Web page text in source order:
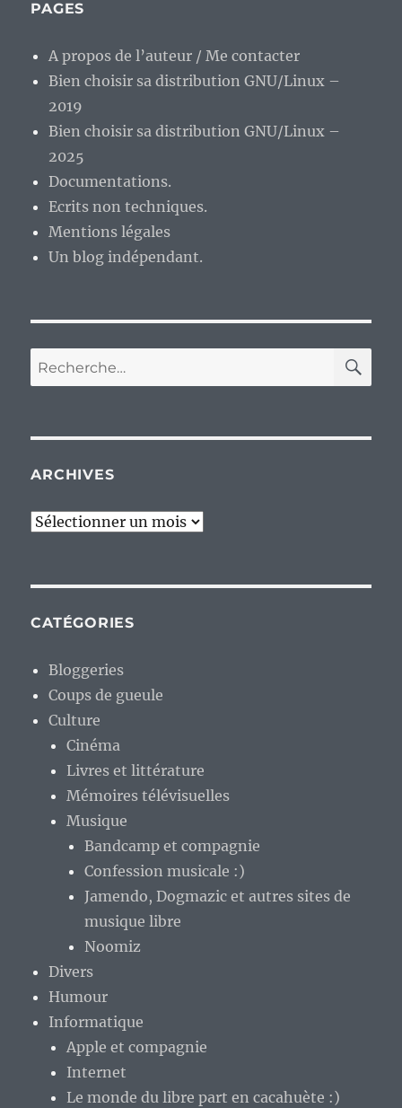
PAGES
A propos de l’auteur / Me contacter
Bien choisir sa distribution GNU/Linux –
2019
Bien choisir sa distribution GNU/Linux –
2025
Documentations.
Ecrits non techniques.
Mentions légales
Un blog indépendant.
Recherche
pour :
ARCHIVES
Archives
CATÉGORIES
Bloggeries
Coups de gueule
Culture
Cinéma
Livres et littérature
Mémoires télévisuelles
Musique
Bandcamp et compagnie
Confession musicale :)
Jamendo, Dogmazic et autres sites de
musique libre
Noomiz
Divers
Humour
Informatique
Apple et compagnie
Internet
Le monde du libre part en cacahuète :)